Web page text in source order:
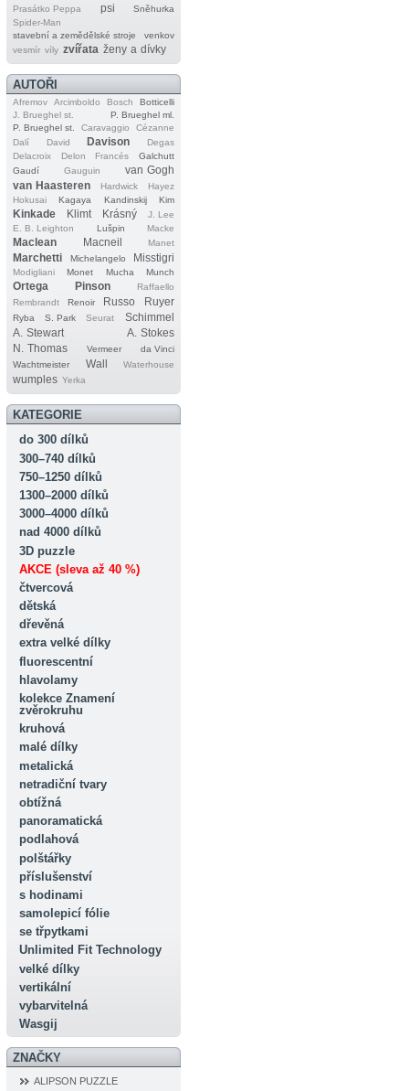
Prasátko Peppa psi
Sněhurka
Spider‐Man
stavební a zemědělské stroje
venkov
vesmír víly zvířata ženy a dívky
AUTOŘI
Afremov Arcimboldo Bosch
Botticelli
J. Brueghel st.
P. Brueghel ml.
P. Brueghel st.
Caravaggio
Cézanne
Dalí
David Davison
Degas
Delacroix
Delon Francés
Galchutt
Gaudí
Gauguin
van Gogh
van Haasteren
Hardwick
Hayez
Hokusai
Kagaya Kandinskij Kim
Kinkade Klimt Krásný
J. Lee
E. B. Leighton
Lušpin Macke
Maclean Macneil Manet
Marchetti Michelangelo Misstigri
Modigliani Monet Mucha Munch
Ortega Pinson
Raffaello
Rembrandt
Renoir Russo Ruyer
Ryba S. Park Seurat
Schimmel
A. Stewart
A. Stokes
N. Thomas
Vermeer
da Vinci
Wachtmeister
Wall Waterhouse
wumples Yerka
KATEGORIE
do 300 dílků
300–740 dílků
750–1250 dílků
1300–2000 dílků
3000–4000 dílků
nad 4000 dílků
3D puzzle
AKCE (sleva až 40 %)
čtvercová
dětská
dřevěná
extra velké dílky
fluorescentní
hlavolamy
kolekce Znamení
zvěrokruhu
kruhová
malé dílky
metalická
netradiční tvary
obtížná
panoramatická
podlahová
polštářky
příslušenství
s hodinami
samolepicí fólie
se třpytkami
Unlimited Fit Technology
velké dílky
vertikální
vybarvitelná
Wasgij
ZNAČKY
ALIPSON PUZZLE